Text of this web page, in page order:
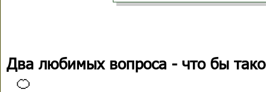
Два любимых вопроса - что бы
🍊